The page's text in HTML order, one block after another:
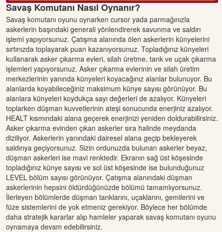
Savaş Komutanı Nasıl Oynanır?
Savaş komutanı oyunu oynarken cursor yada parmağınızla
askerlerin başındaki generali yönlendirerek savunma ve saldırı
işlemi yapıyorsunuz. Çatışma alanında ölen askerlerin künyelerini
sırtınızda toplayarak puan kazanıyorsunuz. Topladığınız künyeleri
kullanarak asker çıkarma evleri, silah üretme, tank ve uçak çıkarma
işlemleri yapıyorsunuz. Asker çıkarma evlerinin ve silah üretim
merkezlerinin yanında künyeleri koyacağınız alanlar bulunuyor. Bu
alanlarda koyabileceğiniz maksimum künye sayısı görünüyor. Bu
alanlara künyeleri koydukça sayı değerleri de azalıyor. Künyeleri
toplarken düşman kuvvetlerinin ateşi sonucunda enerjiniz azalıyor.
HEALT kısmındaki alana geçerek enerjinizi yeniden doldurabilirsiniz.
Asker çıkarma evinden çıkan askerler sıra halinde meydanda
diziliyor. Askerlerin yanındaki dairesel alana geçip bekleyerek
saldırıya geçiyorsunuz. Sizin ordunuzda bulunan askerler beyaz,
düşman askerleri ise mavi renktedir. Ekranın sağ üst köşesinde
topladığınız künye sayısı ve sol üst köşesinde ise bulunduğunuz
LEVEL bölüm sayısı görünüyor. Çatışma alanındaki düşman
askerlerinin hepsini öldürdüğünüzde bölümü tamamlıyorsunuz.
İlerleyen bölümlerde düşman tanklarını, uçaklarını, gemilerini ve
füze sistemlerini de yok etmeniz gerekiyor. Böylece her bölümde
daha stratejik kararlar alıp hamleler yaparak savaş komutanı oyunu
oynamaya devam edebilirsiniz.